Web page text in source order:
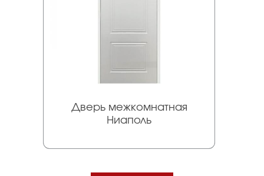
Дверь межкомнатная
Ниаполь